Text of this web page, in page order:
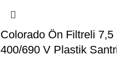
Colorado Ön Filtreli 7,5
400/690 V Plastik